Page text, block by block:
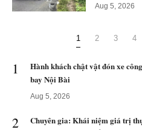
Aug 5, 2026
1 2 3 4
1
Hành khách chật vật đón xe
bay Nội Bài
Aug 5, 2026
2
Chuyên gia: Khái niệm giá trị